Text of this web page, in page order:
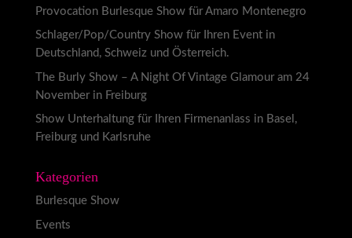
Provocation Burlesque Show für Amaro Montenegro
Schlager/Pop/Country Show für Ihren Event in
Deutschland, Schweiz und Österreich.
The Burly Show – A Night Of Vintage Glamour am 24
November in Freiburg
Show Unterhaltung für Ihren Firmenanlass in Basel,
Freiburg und Karlsruhe
Kategorien
Burlesque Show
Events